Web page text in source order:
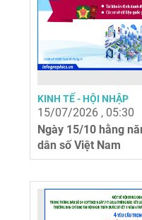
KINH TẾ - HỘI NHẬP
15/07/2026 , 05:30
Ngày 15/10 hằng
dân số Việt Nam